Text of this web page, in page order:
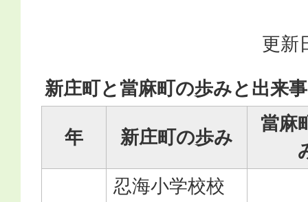
更新
新庄町と當麻町の歩みと出来事
年 新庄町の歩み
當麻
忍海小学校校